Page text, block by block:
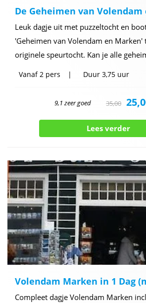
De Geheimen van
Leuk dagje uit met puzzeltocht en
'Geheimen van Volendam en Marken'
originele speurtocht. Kan je alle
Vanaf2 pers Duur 3,75 uur
9,1 zeer goed 35,00
Lees verder
Volendam Marken in 1 Dag
Compleet dagje Volendam Marken